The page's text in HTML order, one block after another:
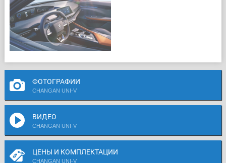
ФОТОГРАФИИ
CHANGAN UNI-V
ВИДЕО
CHANGAN UNI-V
ЦЕНЫ И КОМПЛЕКТАЦИИ
CHANGAN UNI-V